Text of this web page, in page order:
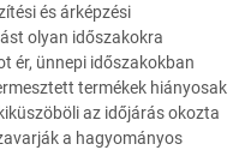
és árképzési
olyan időszakokra
ér, ünnepi időszakokban
termékek hiányosak
az időjárás okozta
a hagyományos